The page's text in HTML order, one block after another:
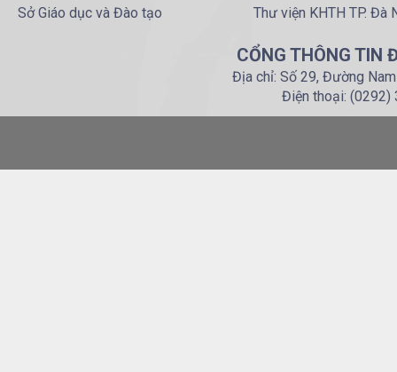
Sở Giáo dục và Đào tạo
Thư viện KHTH TP. Đà
CỔNG THÔNG TIN
Địa chỉ: Số 29, Đường
Điện thoại: (0292)